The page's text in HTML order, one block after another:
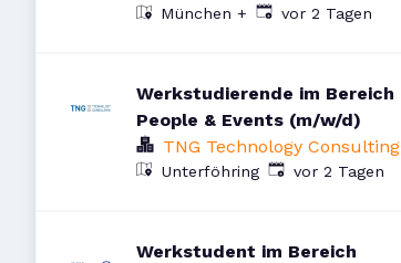
München + Veröffentlicht:
vor 2 Tagen
Werkstudierende im Bereich
People & Events (m/w/d)
TNG Technology Consulting
Unterföhring Veröffentlicht:
vor 2 Tagen
Werkstudent im Bereich